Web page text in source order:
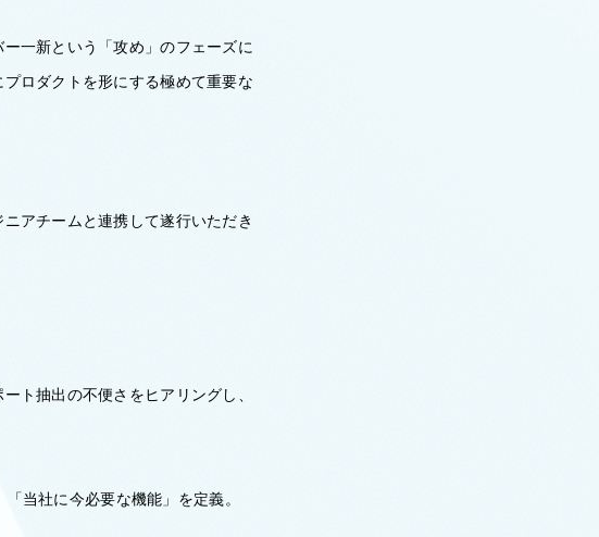
一新という「攻め」のフェーズに
ロダクトを形にする極めて重要な
アチームと連携して遂行いただき
ト抽出の不便さをヒアリングし、
当社に今必要な機能」を定義。